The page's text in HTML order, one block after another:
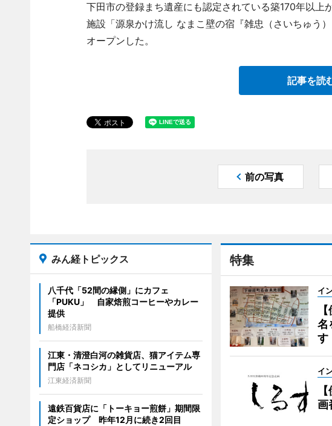
下田市の登録まち遺産にも認定されている築170年以上
施設「源泉かけ流し なまこ壁の宿『雑忠（さいちゅう
オープンした。
記事を読
前の写真
特集
イ
名
す
イ
画
みん経トピックス
八千代「52間の縁側」にカフェ
「PUKU」 自家焙煎コーヒーやカレー
提供
船橋経済新聞
江東・清澄白河の雑貨店、猫アイテム専
門店「ネコシカ」としてリニューアル
江東経済新聞
遠鉄百貨店に「トーキョー煎餅」期間限
定ショップ 昨年12月に続き2回目